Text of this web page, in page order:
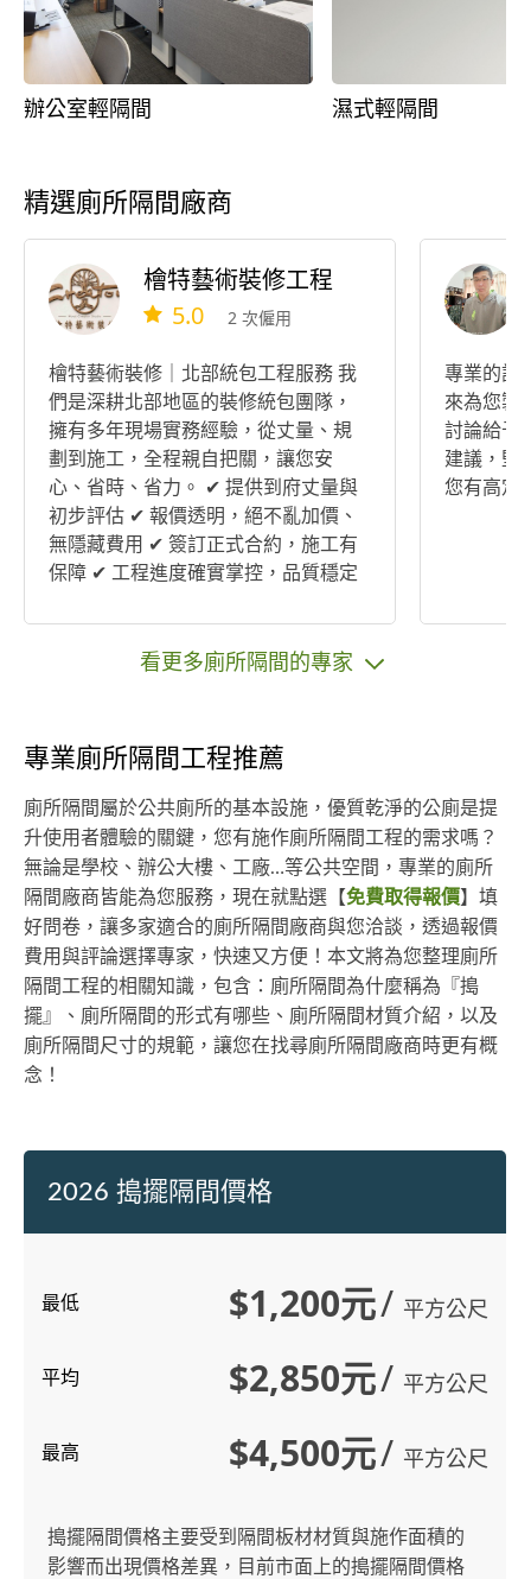
辦公室輕隔間 濕式輕隔間
精選廁所隔間廠商
檜特藝術裝修工程
5.0 2 次僱用
檜特藝術裝修｜北部統包工程服務 我
們是深耕北部地區的裝修統包團隊，
擁有多年現場實務經驗，從丈量、規
劃到施工，全程親自把關，讓您安
心、省時、省力。 ✔ 提供到府丈量與
初步評估 ✔ 報價透明，絕不亂加價、
無隱藏費用 ✔ 簽訂正式合約，施工有
保障 ✔ 工程進度確實掌控，品質穩定
在真正重要的施工品質上，替您做到
高CP值的實用空間。 服務項目包含：
潢 ▪ 拆除 / 泥作 / 水電 / 木作 / 油漆 等
整體工程 不論是新裝修或小修改，我
們都會站在業主角度，給您最實在的
建議與做法。 📩 歡迎來訊諮詢，可以
配合開發票，也歡迎設計公司長期配
合合作 一起把空間做好，是我們最在
意的事。
專業的設
來為您製
討論給予
建議，堅
您有高定
看更多廁所隔間的專家
專業廁所隔間工程推薦
廁所隔間屬於公共廁所的基本設施，優質乾淨的公廁是提
升使用者體驗的關鍵，您有施作廁所隔間工程的需求嗎？
無論是學校、辦公大樓、工廠…等公共空間，專業的廁所
隔間廠商皆能為您服務，現在就點選【免費取得報價】填
好問卷，讓多家適合的廁所隔間廠商與您洽談，透過報價
費用與評論選擇專家，快速又方便！本文將為您整理廁所
隔間工程的相關知識，包含：廁所隔間為什麼稱為『搗
擺』、廁所隔間的形式有哪些、廁所隔間材質介紹，以及
廁所隔間尺寸的規範，讓您在找尋廁所隔間廠商時更有概
念！
2026 搗擺隔間價格
最低 $1,200元/ 平方公尺
平均 $2,850元/ 平方公尺
最高 $4,500元/ 平方公尺
搗擺隔間價格主要受到隔間板材材質與施作面積的
影響而出現價格差異，目前市面上的搗擺隔間價格